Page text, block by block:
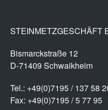
STEINMETZGESCHÄFT
Bismarckstraße 12
D-71409 Schwaikheim
Tel.: +49(0)7195 / 137 58
Fax: +49(0)7195 / 5 77 95